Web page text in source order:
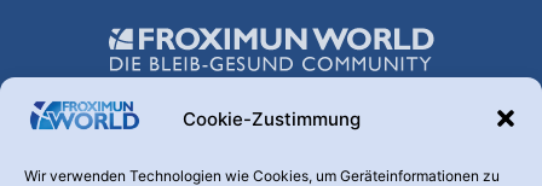
Cookie-Zustimmung
Wir verwenden Technologien wie Cookies, um Geräteinformationen zu